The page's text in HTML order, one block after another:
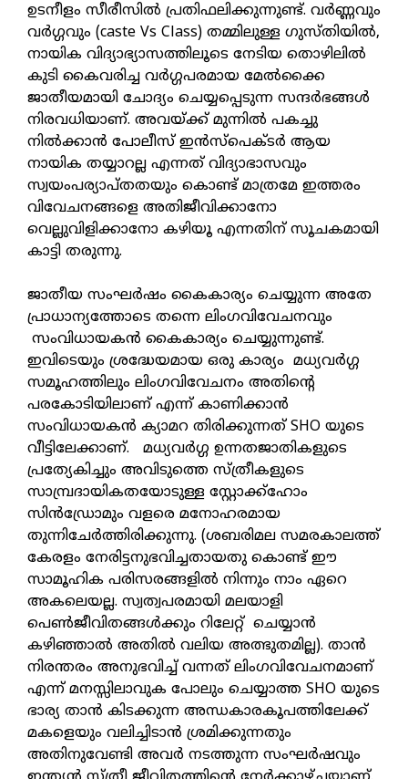
ഉടനീളം സീരീസിൽ പ്രതിഫലിക്കുന്നുണ്ട്. വർണ്ണവും
വർഗ്ഗവും (caste Vs Class) തമ്മിലുള്ള ഗുസ്തിയിൽ,
നായിക വിദ്യാഭ്യാസത്തിലൂടെ നേടിയ തൊഴിലിൽ
കുടി കൈവരിച്ച വർഗ്ഗപരമായ മേൽക്കൈ
ജാതീയമായി ചോദ്യം ചെയ്യപ്പെടുന്ന സന്ദർഭങ്ങൾ
നിരവധിയാണ്. അവയ്ക്ക് മുന്നിൽ പകച്ചു
നിൽക്കാൻ പോലീസ് ഇൻസ്പെക്ടർ ആയ
നായിക തയ്യാറല്ല എന്നത് വിദ്യാഭാസവും
സ്വയംപര്യാപ്തതയും കൊണ്ട് മാത്രമേ ഇത്തരം
വിവേചനങ്ങളെ അതിജീവിക്കാനോ
വെല്ലുവിളിക്കാനോ കഴിയൂ എന്നതിന് സൂചകമായി
കാട്ടി തരുന്നു.
ജാതീയ സംഘർഷം കൈകാര്യം ചെയ്യുന്ന അതേ
പ്രാധാന്യത്തോടെ തന്നെ ലിംഗവിവേചനവും
സംവിധായകൻ കൈകാര്യം ചെയ്യുന്നുണ്ട്.
ഇവിടെയും ശ്രദ്ധേയമായ ഒരു കാര്യം മധ്യവർഗ്ഗ
സമൂഹത്തിലും ലിംഗവിവേചനം അതിന്റെ
പരകോടിയിലാണ് എന്ന് കാണിക്കാൻ
സംവിധായകൻ ക്യാമറ തിരിക്കുന്നത് SHO യുടെ
വീട്ടിലേക്കാണ്. മധ്യവർഗ്ഗ ഉന്നതജാതികളുടെ
പ്രത്യേകിച്ചും അവിടുത്തെ സ്ത്രീകളുടെ
സാമ്പ്രദായികതയോടുള്ള സ്റ്റോക്ക്ഹോം
സിൻഡ്രോമും വളരെ മനോഹരമായ
തുന്നിചേർത്തിരിക്കുന്നു. (ശബരിമല സമരകാലത്ത്
കേരളം നേരിട്ടനുഭവിച്ചതായതു കൊണ്ട് ഈ
സാമൂഹിക പരിസരങ്ങളിൽ നിന്നും നാം ഏറെ
അകലെയല്ല. സ്വത്വപരമായി മലയാളി
പെൺജീവിതങ്ങൾക്കും റിലേറ്റ് ചെയ്യാൻ
കഴിഞ്ഞാൽ അതിൽ വലിയ അത്ഭുതമില്ല). താൻ
നിരന്തരം അനുഭവിച്ച് വന്നത് ലിംഗവിവേചനമാണ്
എന്ന് മനസ്സിലാവുക പോലും ചെയ്യാത്ത SHO യുടെ
ഭാര്യ താൻ കിടക്കുന്ന അന്ധകാരകൂപത്തിലേക്ക്
മകളെയും വലിച്ചിടാൻ ശ്രമിക്കുന്നതും
അതിനുവേണ്ടി അവർ നടത്തുന്ന സംഘർഷവും